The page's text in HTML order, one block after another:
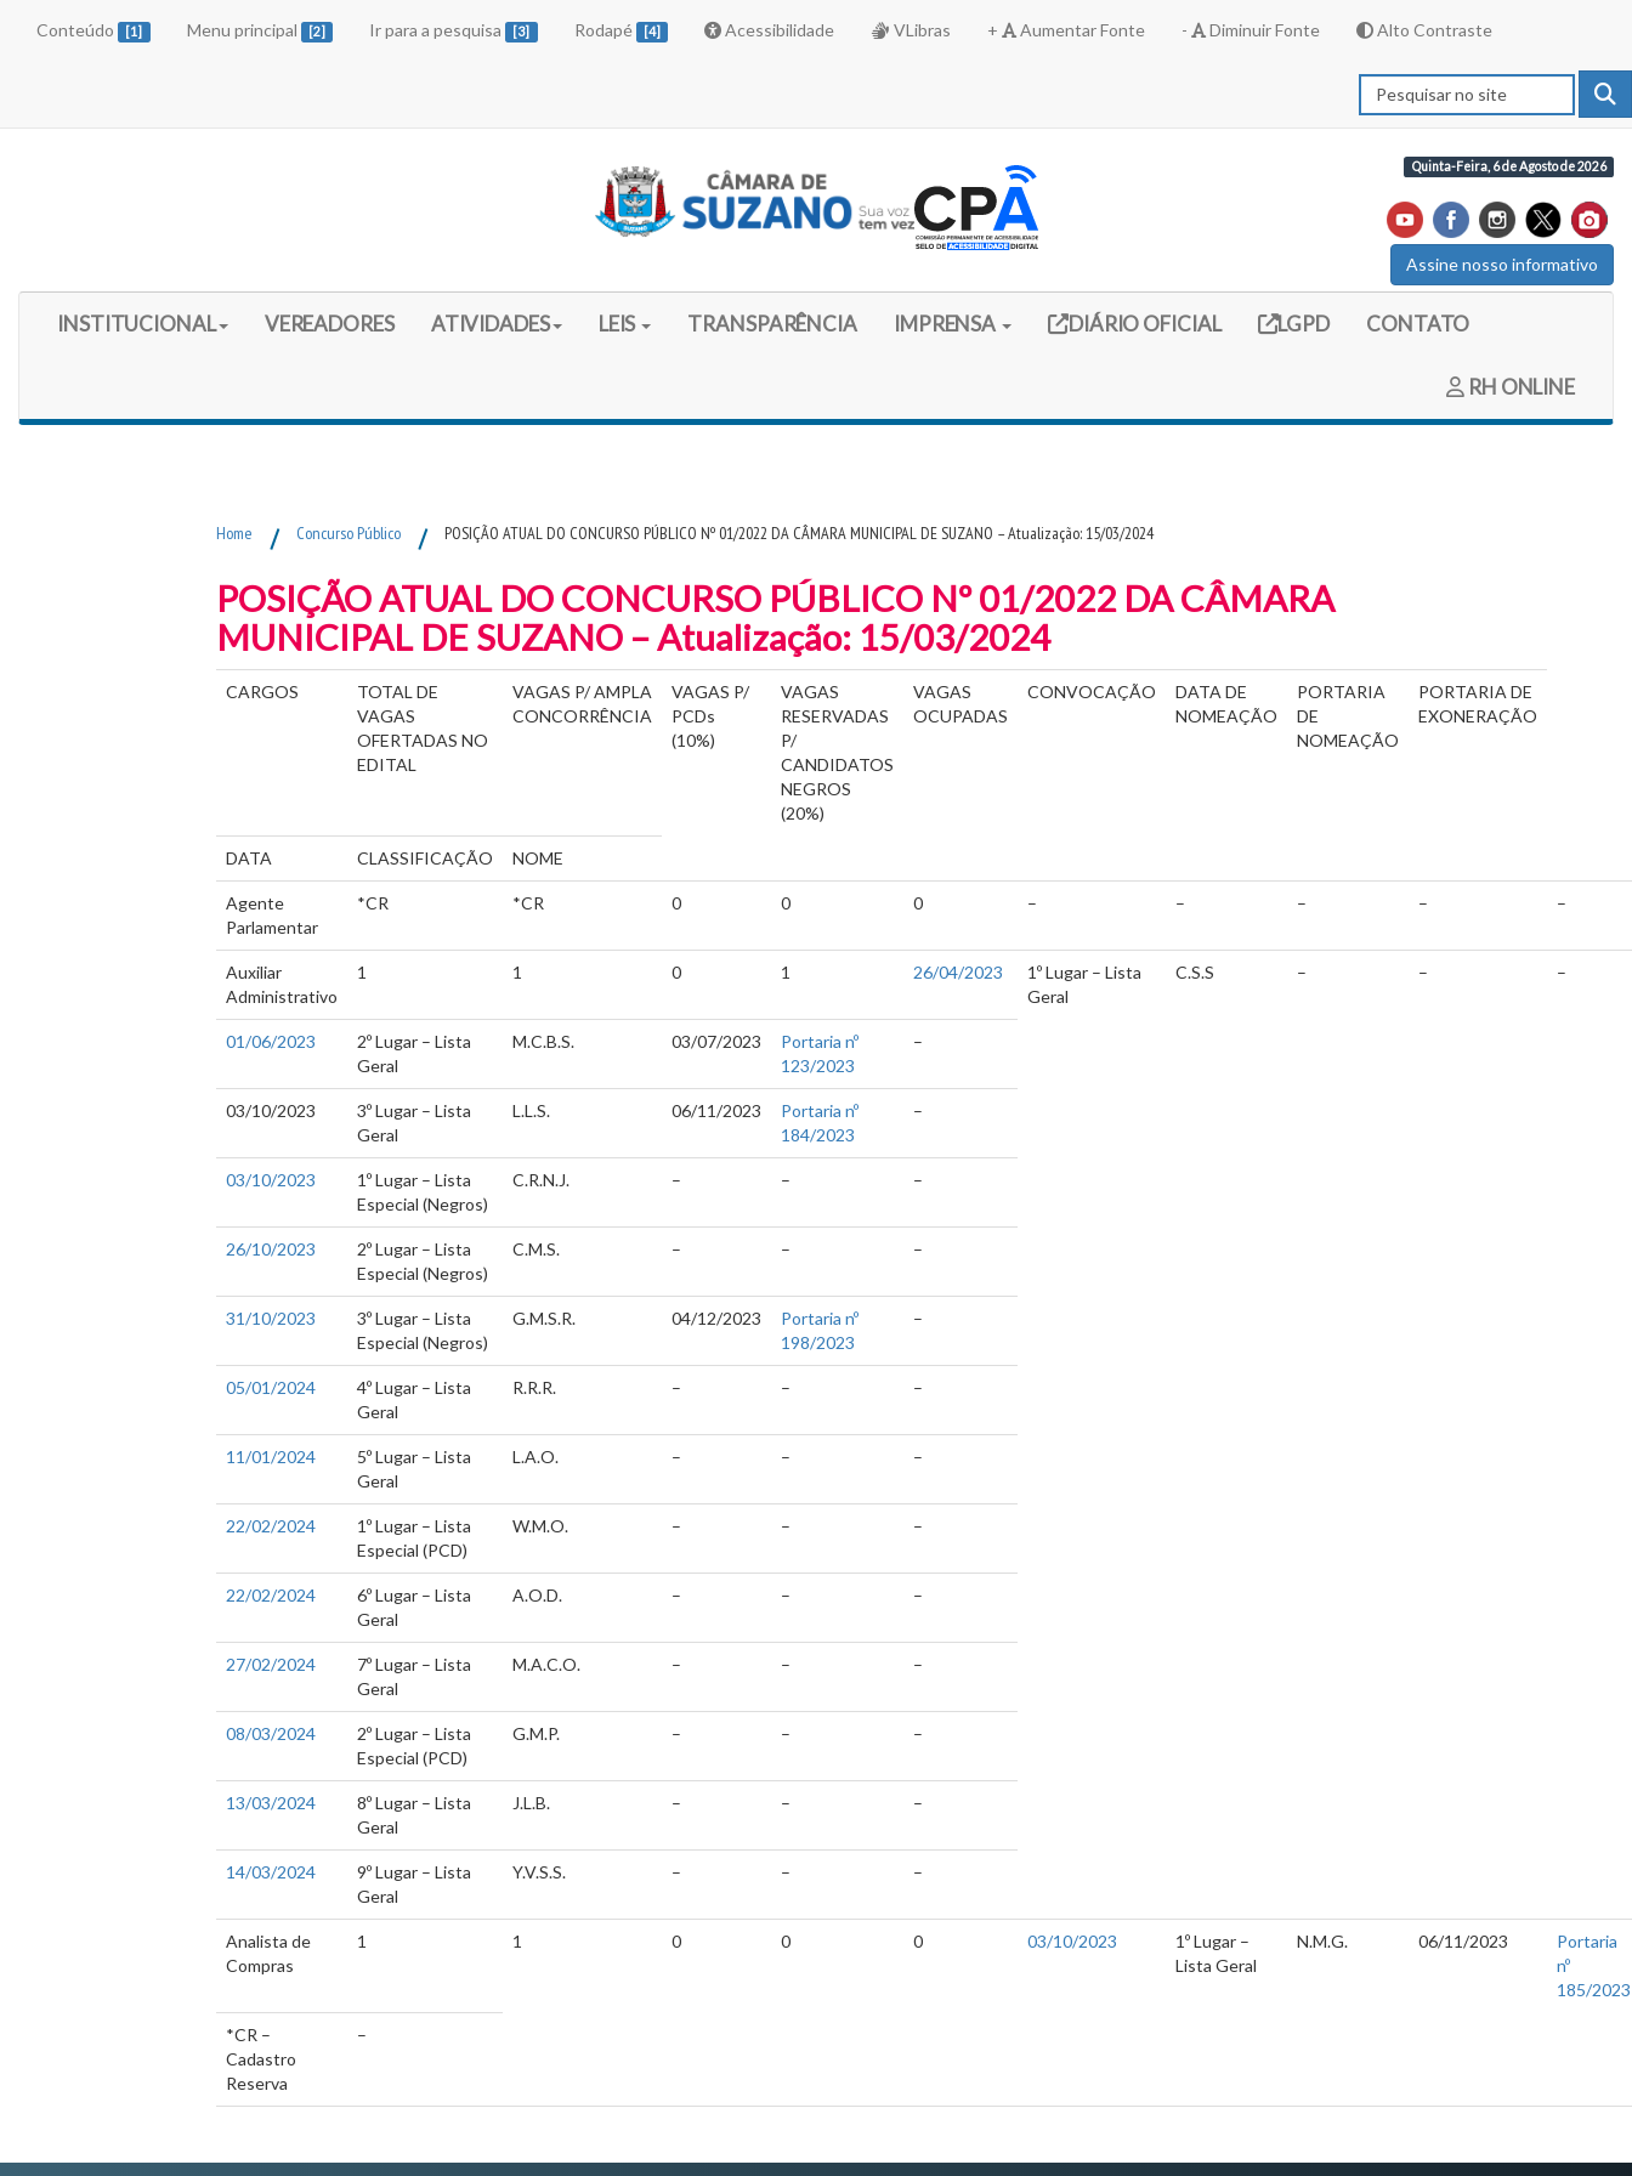
Conteúdo [1] Menu principal [2] Ir para a pesquisa [3] Rodapé [4] Acessibilidade VLibras + Aumentar Fonte - Diminuir Fonte Alto Contraste
Quinta-Feira, 6 de Agosto de 2026
Assine nosso informativo
Início do Menu Principal
INSTITUCIONAL VEREADORES ATIVIDADES LEIS TRANSPARÊNCIA IMPRENSA Link externo (site do diario oficial do legislativo)
DIÁRIO OFICIAL Link externo (site com informações LGPD)
LGPD CONTATO
RH ONLINE
Home / Concurso Público / POSIÇÃO ATUAL DO CONCURSO PÚBLICO Nº 01/2022 DA CÂMARA MUNICIPAL DE SUZANO – Atualização: 15/03/2024
POSIÇÃO ATUAL DO CONCURSO PÚBLICO Nº 01/2022 DA CÂMARA
MUNICIPAL DE SUZANO – Atualização: 15/03/2024
CARGOS
TOTAL DE
VAGAS
OFERTADAS NO
EDITAL
VAGAS P/ AMPLA
CONCORRÊNCIA
VAGAS P/
PCDs
(10%)
VAGAS
RESERVADAS
P/
CANDIDATOS
NEGROS
(20%)
VAGAS
OCUPADAS
CONVOCAÇÃO
DATA DE
NOMEAÇÃO
PORTARIA
DE
NOMEAÇÃO
PORTARIA DE
EXONERAÇÃO
DATA CLASSIFICAÇÃO NOME
Agente
Parlamentar
*CR *CR 0 0 0 – – – – –
Auxiliar
Administrativo
1 1 0 1 26/04/2023
1º Lugar – Lista
Geral
C.S.S – – –
01/06/2023
2º Lugar – Lista
Geral
M.C.B.S. 03/07/2023
Portaria nº
123/2023
–
03/10/2023
3º Lugar – Lista
Geral
L.L.S. 06/11/2023
Portaria nº
184/2023
–
03/10/2023
1º Lugar – Lista
Especial (Negros)
C.R.N.J. – – –
26/10/2023
2º Lugar – Lista
Especial (Negros)
C.M.S. – – –
31/10/2023
3º Lugar – Lista
Especial (Negros)
G.M.S.R. 04/12/2023
Portaria nº
198/2023
–
05/01/2024
4º Lugar – Lista
Geral
R.R.R. – – –
11/01/2024
5º Lugar – Lista
Geral
L.A.O. – – –
22/02/2024
1º Lugar – Lista
Especial (PCD)
W.M.O. – – –
22/02/2024
6º Lugar – Lista
Geral
A.O.D. – – –
27/02/2024
7º Lugar – Lista
Geral
M.A.C.O. – – –
08/03/2024
2º Lugar – Lista
Especial (PCD)
G.M.P. – – –
13/03/2024
8º Lugar – Lista
Geral
J.L.B. – – –
14/03/2024
9º Lugar – Lista
Geral
Y.V.S.S. – – –
Analista de
Compras
1 1 0 0 0 03/10/2023
1º Lugar –
Lista Geral
N.M.G. 06/11/2023
Portaria
nº
185/2023
*CR –
Cadastro
Reserva
–